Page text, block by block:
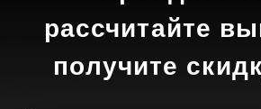
рассчитайте
получите